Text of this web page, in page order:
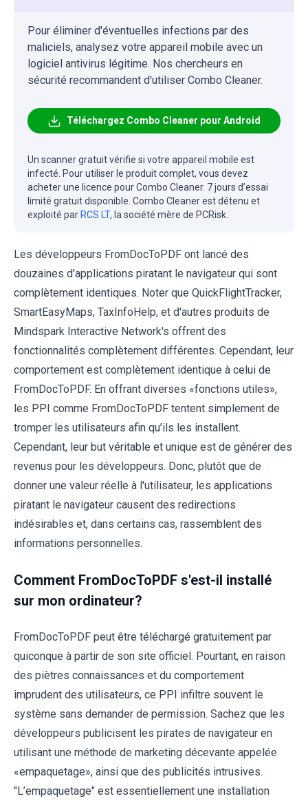
Pour éliminer d'éventuelles infections par des
maliciels, analysez votre appareil mobile avec un
logiciel antivirus légitime. Nos chercheurs en
sécurité recommandent d'utiliser Combo Cleaner.
Téléchargez Combo Cleaner pour Android
Un scanner gratuit vérifie si votre appareil mobile est
infecté. Pour utiliser le produit complet, vous devez
acheter une licence pour Combo Cleaner. 7 jours d’essai
limité gratuit disponible. Combo Cleaner est détenu et
exploité par RCS LT, la société mère de PCRisk.
Les développeurs FromDocToPDF ont lancé des
douzaines d'applications piratant le navigateur qui sont
complètement identiques. Noter que QuickFlightTracker,
SmartEasyMaps, TaxInfoHelp, et d'autres produits de
Mindspark Interactive Network's offrent des
fonctionnalités complètement différentes. Cependant, leur
comportement est complètement identique à celui de
FromDocToPDF. En offrant diverses «fonctions utiles»,
les PPI comme FromDocToPDF tentent simplement de
tromper les utilisateurs afin qu’ils les installent.
Cependant, leur but véritable et unique est de générer des
revenus pour les développeurs. Donc, plutôt que de
donner une valeur réelle à l'utilisateur, les applications
piratant le navigateur causent des redirections
indésirables et, dans certains cas, rassemblent des
informations personnelles.
Comment FromDocToPDF s'est-il installé
sur mon ordinateur?
FromDocToPDF peut être téléchargé gratuitement par
quiconque à partir de son site officiel. Pourtant, en raison
des piètres connaissances et du comportement
imprudent des utilisateurs, ce PPI infiltre souvent le
système sans demander de permission. Sachez que les
développeurs publicisent les pirates de navigateur en
utilisant une méthode de marketing décevante appelée
«empaquetage», ainsi que des publicités intrusives.
"L’empaquetage" est essentiellement une installation